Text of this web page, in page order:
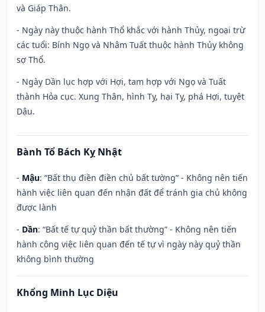
và Giáp Thân.
- Ngày này thuộc hành Thổ khắc với hành Thủy, ngoại trừ
các tuổi: Bính Ngọ và Nhâm Tuất thuộc hành Thủy không
sợ Thổ.
- Ngày Dần lục hợp với Hợi, tam hợp với Ngọ và Tuất
thành Hỏa cục. Xung Thân, hình Tỵ, hại Tỵ, phá Hợi, tuyệt
Dậu.
Bành Tổ Bách Kỵ Nhật
- Mậu: “Bất thụ điền điền chủ bất tường” - Không nên tiến
hành việc liên quan đến nhận đất để tránh gia chủ không
được lành
- Dần: “Bất tế tự quỷ thần bất thường” - Không nên tiến
hành công việc liên quan đến tế tự vì ngày này quỷ thần
không bình thường
Khổng Minh Lục Diệu